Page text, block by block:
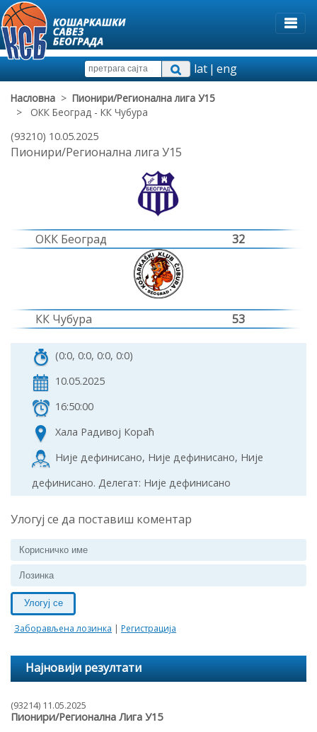
lat|eng
Насловна > Пионири/Регионална лига У15
> ОКК Београд - КК Чубура
(93210) 10.05.2025
Пионири/Регионална лига У15
ОКК Београд 32
КК Чубура 53
(0:0, 0:0, 0:0, 0:0)
10.05.2025
16:50:00
Хала Радивој Кораћ
Није дефинисано, Није дефинисано, Није
дефинисано. Делегат: Није дефинисано
Улогуј се да поставиш коментар
Улогуј се
Заборављена лозинка | Регистрација
Најновији резултати
(93214) 11.05.2025
Пионири/Регионална Лига У15